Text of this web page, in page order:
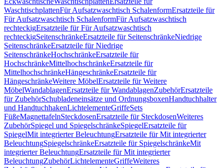
WaschtischplattenFür Aufsatzwaschtisch SchalenformErsatzteile für
Für Aufsatzwaschtisch SchalenformFür Aufsatzwaschtisch
rechteckigErsatzteile für Für Aufsatzwaschtisch
rechteckigSeitenschränkeErsatzteile für SeitenschränkeNiedrige
SeitenschränkeErsatzteile für Niedrige
SeitenschränkeHochschränkeErsatzteile für
HochschränkeMittelhochschränkeErsatzteile für
MittelhochschränkeHängeschränkeErsatzteile für
HängeschränkeWeitere MöbelErsatzteile für Weitere
MöbelWandablagenErsatzteile für WandablagenZubehörErsatzteile
für ZubehörSchubladeneinsätze und OrdnungsboxenHandtuchhalter
und HandtuchhakenLichtelementeGriffeSets
FüßeMagnettafelnSteckdosenErsatzteile für SteckdosenWeiteres
ZubehörSpiegel und SpiegelschränkeSpiegelErsatzteile für
SpiegelMit integrierter BeleuchtungErsatzteile für Mit integrierter
BeleuchtungSpiegelschränkeErsatzteile für SpiegelschränkeMit
integrierter BeleuchtungErsatzteile für Mit integrierter
BeleuchtungZubehörLichtelementeGriffeWeiteres